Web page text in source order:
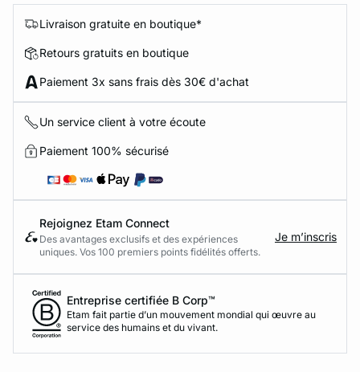
Livraison gratuite en boutique*
Retours gratuits en boutique
Paiement 3x sans frais dès 30€ d'achat
Un service client à votre écoute
Paiement 100% sécurisé
Rejoignez Etam Connect
Des avantages exclusifs et des expériences
uniques. Vos 100 premiers points fidélités offerts.
Je m’inscris
Entreprise certifiée B Corp™
Etam fait partie d’un mouvement mondial qui œuvre au
service des humains et du vivant.